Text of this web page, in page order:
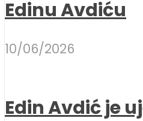
Edinu Avdiću
10/06/2026
Edin Avdić je